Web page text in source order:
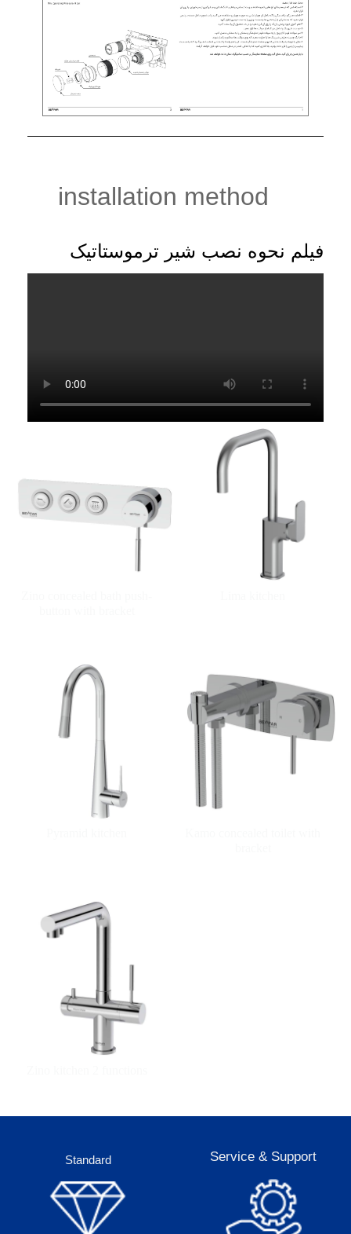
installation method
فیلم نحوه نصب شیر ترموستاتیک
Service & Support
Standard